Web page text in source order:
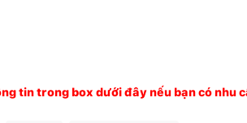
tin trong box dưới đây nếu bạn có nhu